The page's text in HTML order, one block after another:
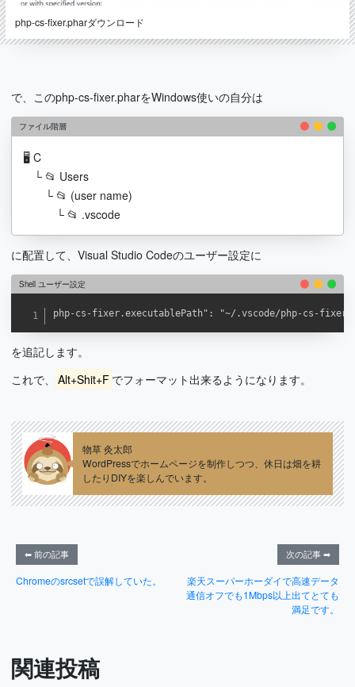
php-cs-fixer.pharダウンロード
で、このphp-cs-fixer.pharをWindows使いの自分は
ファイル階層
🖥 C
└ 📂 Users
└ 📂 (user name)
└ 📂 .vscode
に配置して、Visual Studio Codeのユーザー設定に
Shell ユーザー設定
php-cs-fixer.executablePath": "~/.vscode/php-cs-fixer-
を追記します。
これで、
Alt+Shit+F でフォーマット出来るようになります。
物草 灸太郎
WordPressでホームページを制作しつつ、休日は畑を耕
したりDIYを楽しんでいます。
⬅ 前の記事
Chromeのsrcsetで誤解していた。
次の記事 ➡
楽天スーパーホーダイで高速データ
通信オフでも1Mbps以上出てとても
満足です。
関連投稿